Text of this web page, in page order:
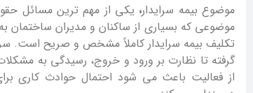
موضوع بیمه سرایدار، یکی از مهم ترین مسائل
موضوعی که بسیاری از ساکنان و مدیران ساختمان
تکلیف بیمه سرایدار کاملاً مشخص و صریح است.
گرفته تا نظارت بر ورود و خروج، رسیدگی به
از فعالیت باعث می شود احتمال حوادث کاری